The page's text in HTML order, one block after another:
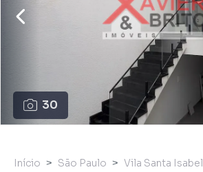
30
Início São Paulo Vila Santa Isabel